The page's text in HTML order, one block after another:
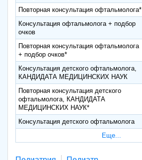
Повторная консультация офтальмолога*
Консультация офтальмолога + подбор
очков
Повторная консультация офтальмолога
+ подбор очков*
Консультация детского офтальмолога,
КАНДИДАТА МЕДИЦИНСКИХ НАУК
Повторная консультация детского
офтальмолога, КАНДИДАТА
МЕДИЦИНСКИХ НАУК*
Консультация детского офтальмолога
Еще...